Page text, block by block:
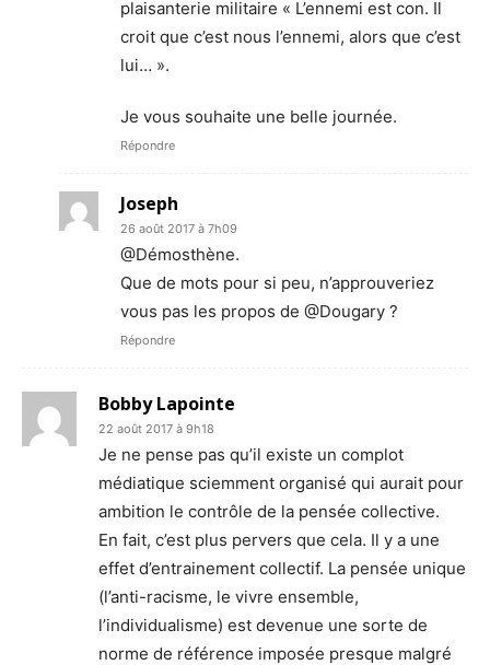
plaisanterie militaire « L’ennemi est con. Il
croit que c’est nous l’ennemi, alors que c’est
lui… ».
Je vous souhaite une belle journée.
Répondre
Joseph
26 août 2017 à 7h09
@Démosthène.
Que de mots pour si peu, n’approuveriez
vous pas les propos de @Dougary ?
Répondre
Bobby Lapointe
22 août 2017 à 9h18
Je ne pense pas qu’il existe un complot
médiatique sciemment organisé qui aurait pour
ambition le contrôle de la pensée collective.
En fait, c’est plus pervers que cela. Il y a une
effet d’entrainement collectif. La pensée unique
(l’anti-racisme, le vivre ensemble,
l’individualisme) est devenue une sorte de
norme de référence imposée presque malgré